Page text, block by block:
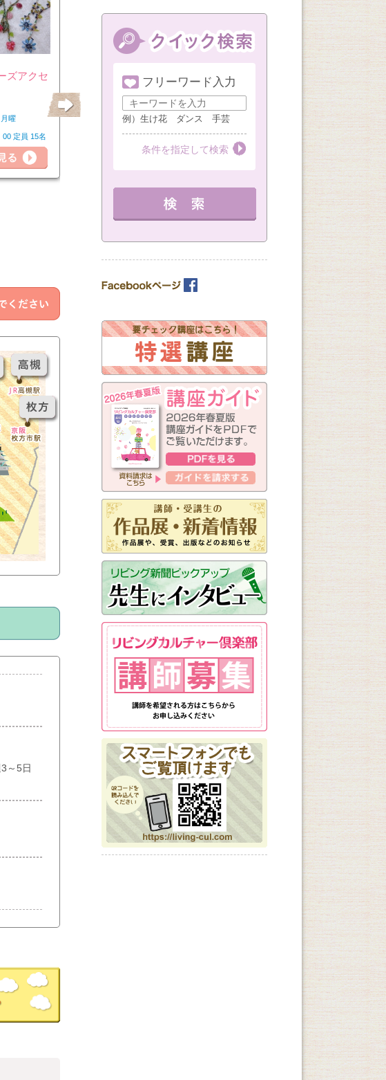
ズアクセ
曜
00 定員 15名
セルフリセットヨガ
女性限定（1・3・5
8/18
中高年のための囲碁
講座 経験者
（全1回）
8/19
ハンドメイ
第３水曜
（全3回）
12：30～14：30
詳細を見る
詳細を見る
～5日
フリーワード入力
例）生け花 ダンス 手芸
条件を指定して検索
教室を選ぶ
月 火 水
木
金
土 日
（※複数回答可）
開始時間の指定
午前の部
午後の部
夜の部
（※複数回答可）
新しく始まる講座
1日講座
体験講座
講座説明会